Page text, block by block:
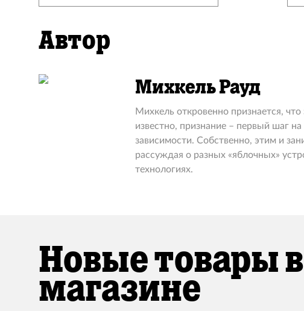
Автор
Михкель Рауд
Михкель откровенно признается,
известно, признание – первый шаг
зависимости. Собственно, этим и
рассуждая о разных «яблочных»
технологиях.
Новые товары
магазине